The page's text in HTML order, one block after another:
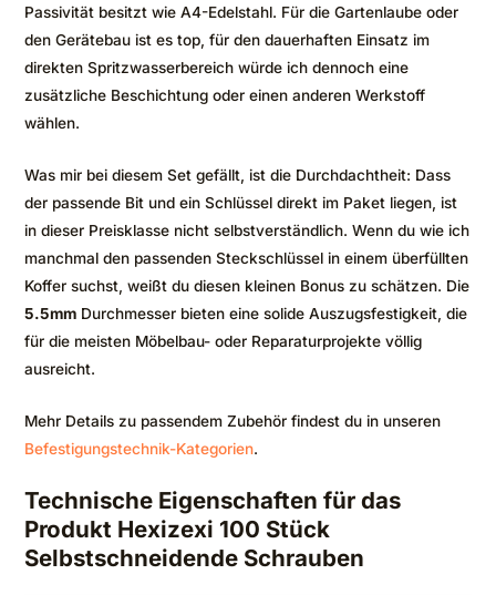
Passivität besitzt wie A4-Edelstahl. Für die Gartenlaube oder
den Gerätebau ist es top, für den dauerhaften Einsatz im
direkten Spritzwasserbereich würde ich dennoch eine
zusätzliche Beschichtung oder einen anderen Werkstoff
wählen.
Was mir bei diesem Set gefällt, ist die Durchdachtheit: Dass
der passende Bit und ein Schlüssel direkt im Paket liegen, ist
in dieser Preisklasse nicht selbstverständlich. Wenn du wie ich
manchmal den passenden Steckschlüssel in einem überfüllten
Koffer suchst, weißt du diesen kleinen Bonus zu schätzen. Die
5.5mm Durchmesser bieten eine solide Auszugsfestigkeit, die
für die meisten Möbelbau- oder Reparaturprojekte völlig
ausreicht.
Mehr Details zu passendem Zubehör findest du in unseren
Befestigungstechnik-Kategorien.
Technische Eigenschaften für das
Produkt Hexizexi 100 Stück
Selbstschneidende Schrauben